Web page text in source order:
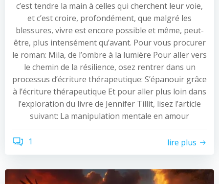
c’est tendre la main à celles qui cherchent leur voie,
et c’est croire, profondément, que malgré les
blessures, vivre est encore possible et même, peut-
être, plus intensément qu’avant. Pour vous procurer
le roman: Mila, de l’ombre à la lumière Pour aller vers
le chemin de la résilience, osez rentrer dans un
processus d’écriture thérapeutique: S’épanouir grâce
à l’écriture thérapeutique Et pour aller plus loin dans
l’exploration du livre de Jennifer Tillit, lisez l’article
suivant: La manipulation mentale en amour
1 lire plus